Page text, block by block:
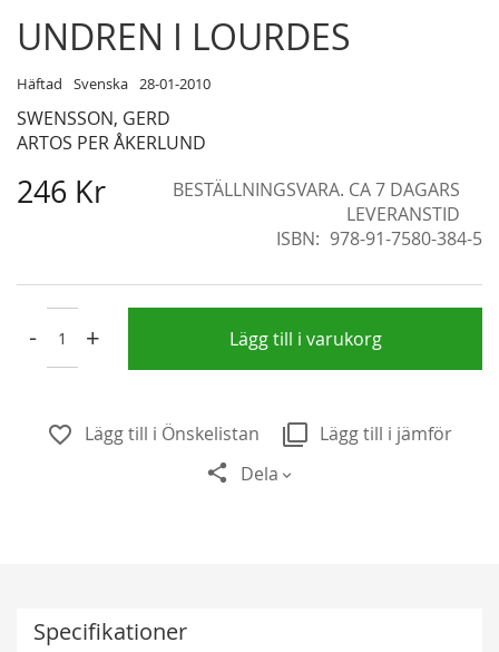
UNDREN I LOURDES
Häftad Svenska 28-01-2010
SWENSSON, GERD
ARTOS PER ÅKERLUND
246 Kr
BESTÄLLNINGSVARA. CA 7 DAGARS
LEVERANSTID
ISBN
978-91-7580-384-5
- + Lägg till i varukorg
Lägg till i Önskelistan
Lägg till i jämför
Dela
Skip
to
beginning
of
the
gallery
Specifikationer